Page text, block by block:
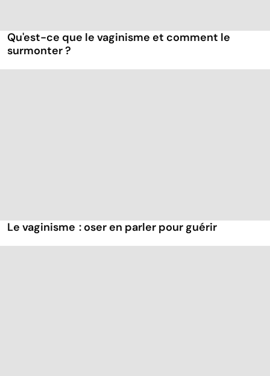
Qu'est-ce que le vaginisme et comment le
surmonter ?
Le vaginisme : oser en parler pour guérir